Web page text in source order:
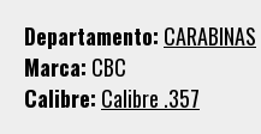
Departamento: CARABINAS
Marca: CBC
Calibre: Calibre .357